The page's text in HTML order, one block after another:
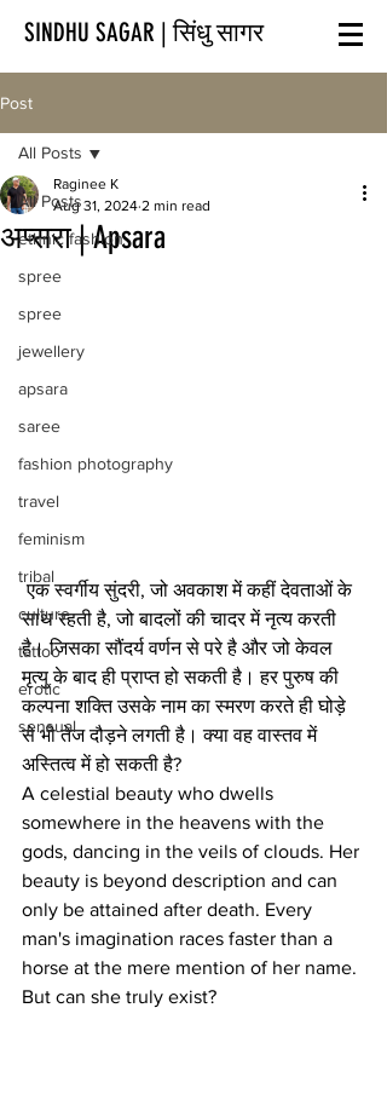
SINDHU SAGAR | सिंधु सागर
Post
All Posts
ethnic fashion
spree
spree
jewellery
apsara
saree
fashion photography
travel
feminism
tribal
culture
tattoo
erotic
sensual
All Posts
अप्सरा | Apsara
Raginee K
Aug 31, 2024 2 min read
एक स्वर्गीय सुंदरी, जो अवकाश में कहीं देवताओं के
साथ रहती है, जो बादलों की चादर में नृत्य करती
है। जिसका सौंदर्य वर्णन से परे है और जो केवल
मृत्यु के बाद ही प्राप्त हो सकती है। हर पुरुष की
कल्पना शक्ति उसके नाम का स्मरण करते ही घोड़े
से भी तेज दौड़ने लगती है। क्या वह वास्तव में
अस्तित्व में हो सकती है?
A celestial beauty who dwells
somewhere in the heavens with the
gods, dancing in the veils of clouds. Her
beauty is beyond description and can
only be attained after death. Every
man's imagination races faster than a
horse at the mere mention of her name.
But can she truly exist?